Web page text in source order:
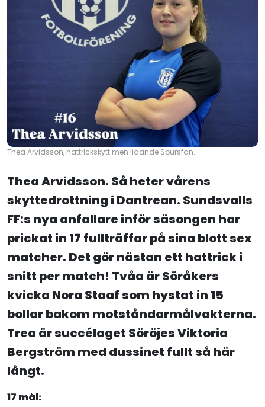
Thea Arvidsson, hattrickskytt men lidande Spursfan.
Thea Arvidsson. Så heter vårens
skyttedrottning i Dantrean. Sundsvalls
FF:s nya anfallare inför säsongen har
prickat in 17 fullträffar på sina blott sex
matcher. Det gör nästan ett hattrick i
snitt per match! Tvåa är Söråkers
kvicka Nora Staaf som hystat in 15
bollar bakom motståndarmålvakterna.
Trea är succélaget Söröjes Viktoria
Bergström med dussinet fullt så här
långt.
17 mål: